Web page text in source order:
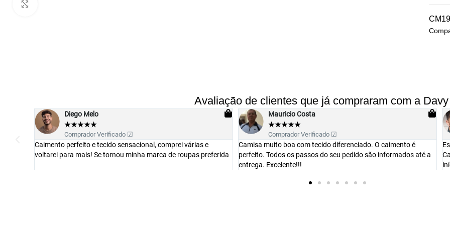
Avaliação de clientes que já compraram com a
preferida
Mauricio Costa
★★★
Comprador Verificado ☑
Camisa muito boa com tecido diferenciado. O caimento é
perfeito. Todos os passos do seu pedido são informados até a
Luiz Lavachi
★★★
Comprador Verificado ☑
Estou impressionado com a qualidade da peça recebida.
Caimento perfeito e preço acessível. Parabéns amigos e foi o
início de uma parceria duradoura.